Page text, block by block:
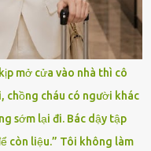
mở cửa vào nhà thì cô
chồng cháu có người khác
sớm lại đi. Bác dậy tập
còn liệu.” Tôi không làm